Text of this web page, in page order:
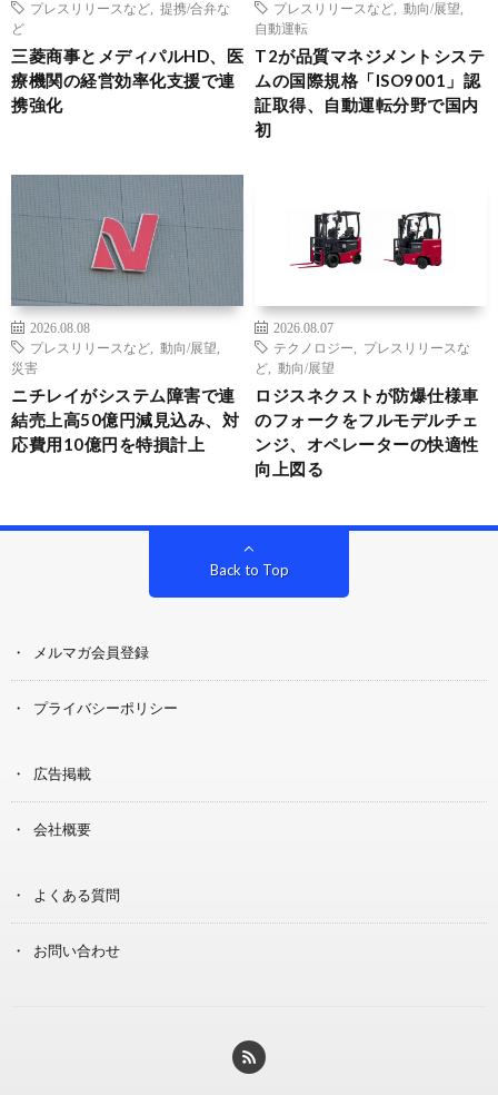
プレスリリースなど
提携/合弁な
ど
三菱商事とメディパルHD、医
療機関の経営効率化支援で連
携強化
プレスリリースなど
動向/展望
自動運転
T2が品質マネジメントシステ
ムの国際規格「ISO9001」認
証取得、自動運転分野で国内
初
2026.08.08
プレスリリースなど
動向/展望
災害
ニチレイがシステム障害で連
結売上高50億円減見込み、対
応費用10億円を特損計上
2026.08.07
テクノロジー
プレスリリースな
ど
動向/展望
ロジスネクストが防爆仕様車
のフォークをフルモデルチェ
ンジ、オペレーターの快適性
向上図る
Back to Top
メルマガ会員登録
プライバシーポリシー
広告掲載
会社概要
よくある質問
お問い合わせ